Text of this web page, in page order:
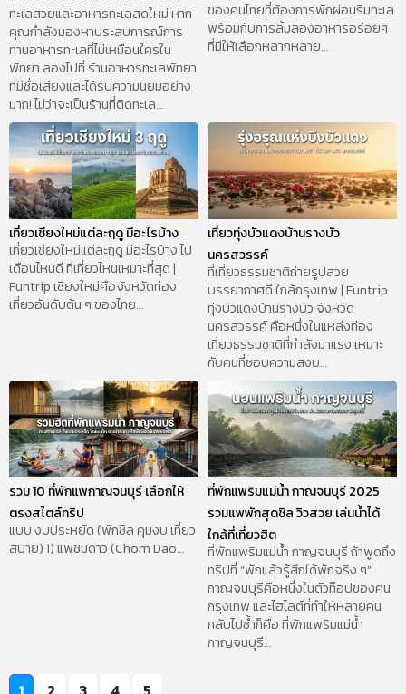
ทะเลสวยและอาหารทะเลสดใหม่ หาก
คุณกำลังมองหาประสบการณ์การ
ทานอาหารทะเลที่ไม่เหมือนใครใน
พัทยา ลองไปที่ ร้านอาหารทะเลพัทยา
ที่มีชื่อเสียงและได้รับความนิยมอย่าง
มาก! ไม่ว่าจะเป็นร้านที่ติดทะเล…
ของคนไทยที่ต้องการพักผ่อนริมทะเล
พร้อมกับการลิ้มลองอาหารอร่อยๆ
ที่มีให้เลือกหลากหลาย…
เที่ยวเชียงใหม่แต่ละฤดู มีอะไรบ้าง
เที่ยวเชียงใหม่แต่ละฤดู มีอะไรบ้าง ไป
เดือนไหนดี ที่เที่ยวไหนเหมาะที่สุด |
Funtrip เชียงใหม่คือจังหวัดท่อง
เที่ยวอันดับต้น ๆ ของไทย…
เที่ยวทุ่งบัวแดงบ้านรางบัว
นครสวรรค์
ที่เที่ยวธรรมชาติถ่ายรูปสวย
บรรยากาศดี ใกล้กรุงเทพ | Funtrip
ทุ่งบัวแดงบ้านรางบัว จังหวัด
นครสวรรค์ คือหนึ่งในแหล่งท่อง
เที่ยวธรรมชาติที่กำลังมาแรง เหมาะ
กับคนที่ชอบความสงบ…
รวม 10 ที่พักแพกาญจนบุรี เลือกให้
ตรงสไตล์ทริป
แบบ งบประหยัด (พักชิล คุมงบ เที่ยว
สบาย) 1) แพชมดาว (Chom Dao…
ที่พักแพริมแม่น้ำ กาญจนบุรี 2025
รวมแพพักสุดชิล วิวสวย เล่นน้ำได้
ใกล้ที่เที่ยวฮิต
ที่พักแพริมแม่น้ำ กาญจนบุรี ถ้าพูดถึง
ทริปที่ “พักแล้วรู้สึกได้พักจริง ๆ”
กาญจนบุรีคือหนึ่งในตัวท็อปของคน
กรุงเทพ และไฮไลต์ที่ทำให้หลายคน
กลับไปซ้ำก็คือ ที่พักแพริมแม่น้ำ
กาญจนบุรี…